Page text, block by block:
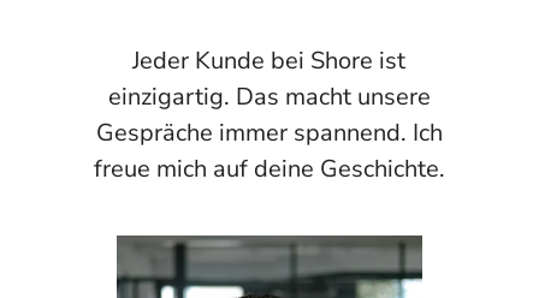
Jeder Kunde bei Shore ist
einzigartig. Das macht unsere
Gespräche immer spannend. Ich
freue mich auf deine Geschichte.